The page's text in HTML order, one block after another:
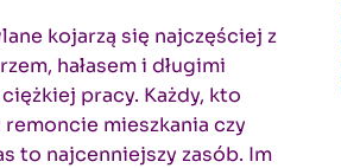
kojarzą się najczęściej z
hałasem i długimi
pracy. Każdy, kto
mieszkania czy
to najcenniejszy zasób. Im